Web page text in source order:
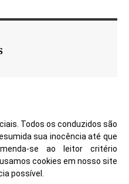
Todos os conduzidos são
sua inocência até que
se ao leitor critério
cookies em nosso site
possível.